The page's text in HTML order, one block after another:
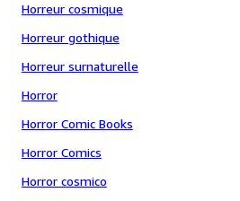
Horreur cosmique
Horreur gothique
Horreur surnaturelle
Horror
Horror Comic Books
Horror Comics
Horror cosmico